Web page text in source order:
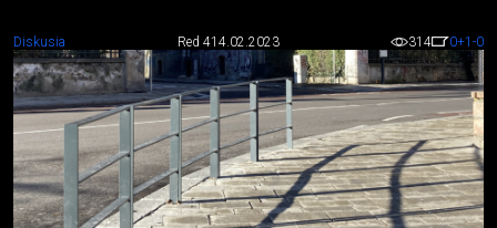
Diskusia Red 414.02.2023 314 0+1 -0